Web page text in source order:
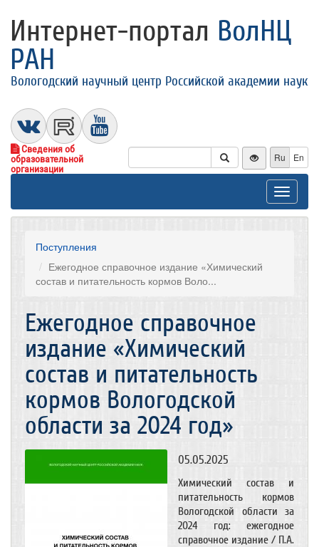
Интернет-портал ВолНЦ
РАН
Вологодский научный центр Российской академии наук
Сведения об
образовательной
организации
Ru En
Toggle
Поступления
Ежегодное справочное издание «Химический
состав и питательность кормов Воло...
Ежегодное справочное
издание «Химический
состав и питательность
кормов Вологодской
области за 2024 год»
05.05.2025
Химический состав и
питательность кормов
Вологодской области за
2024 год: ежегодное
справочное издание / П.А.